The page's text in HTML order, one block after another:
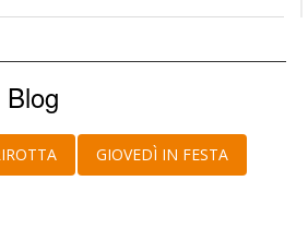
GIOVEDÌ IN FESTA